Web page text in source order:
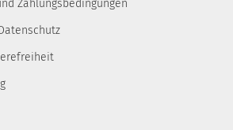
Zahlungsbedingungen